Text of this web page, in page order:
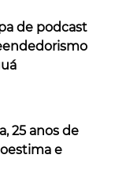
de podcast
25 anos de
e